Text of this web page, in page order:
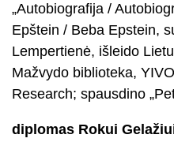
„Autobiografija /
Epštein / Beba Epstein,
Lempertienė, išleido
Mažvydo biblioteka,
Research; spausdino
diplomas Rokui